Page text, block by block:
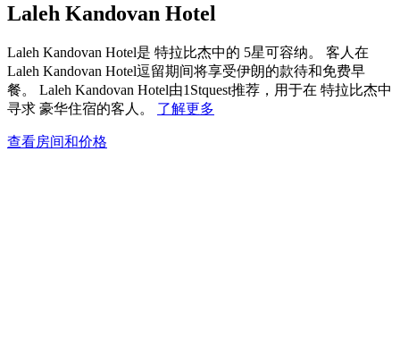
Laleh Kandovan Hotel
Laleh Kandovan Hotel是 特拉比杰中的 5星可容纳。 客人在
Laleh Kandovan Hotel逗留期间将享受伊朗的款待和免费早
餐。 Laleh Kandovan Hotel由1Stquest推荐，用于在 特拉比杰中
寻求 豪华住宿的客人。 了解更多
查看房间和价格